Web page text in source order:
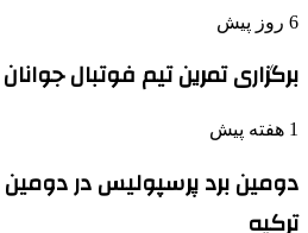
6 روز پیش
برگزاری تمرین تیم فوتبال
1 هفته پیش
دومین برد پرسپولیس در دومین
ترکیه